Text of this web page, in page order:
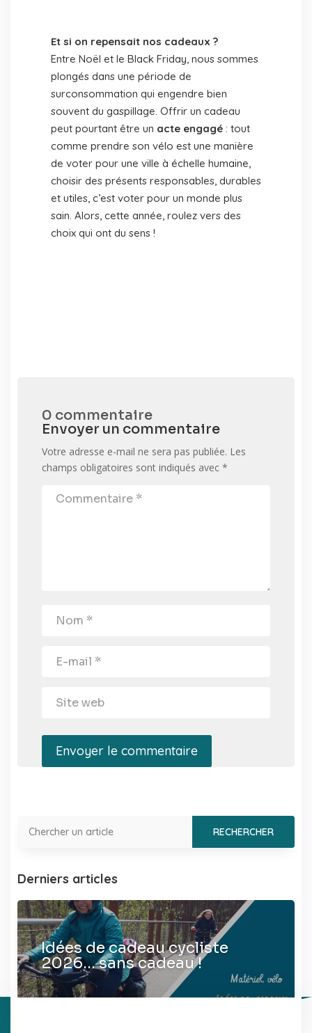
Et si on repensait nos cadeaux ?
Entre Noël et le Black Friday, nous sommes
plongés dans une période de
surconsommation qui engendre bien
souvent du gaspillage. Offrir un cadeau
peut pourtant être un acte engagé: tout
comme prendre son vélo est une manière
de voter pour une ville à échelle humaine,
choisir des présents responsables, durables
et utiles, c’est voter pour un monde plus
sain. Alors, cette année, roulez vers des
choix qui ont du sens !
0 commentaire
Envoyer un commentaire
Votre adresse e-mail ne sera pas publiée. Les
champs obligatoires sont indiqués avec *
Envoyer le commentaire
Derniers articles
Idées de cadeau cycliste
2026… sans cadeau !